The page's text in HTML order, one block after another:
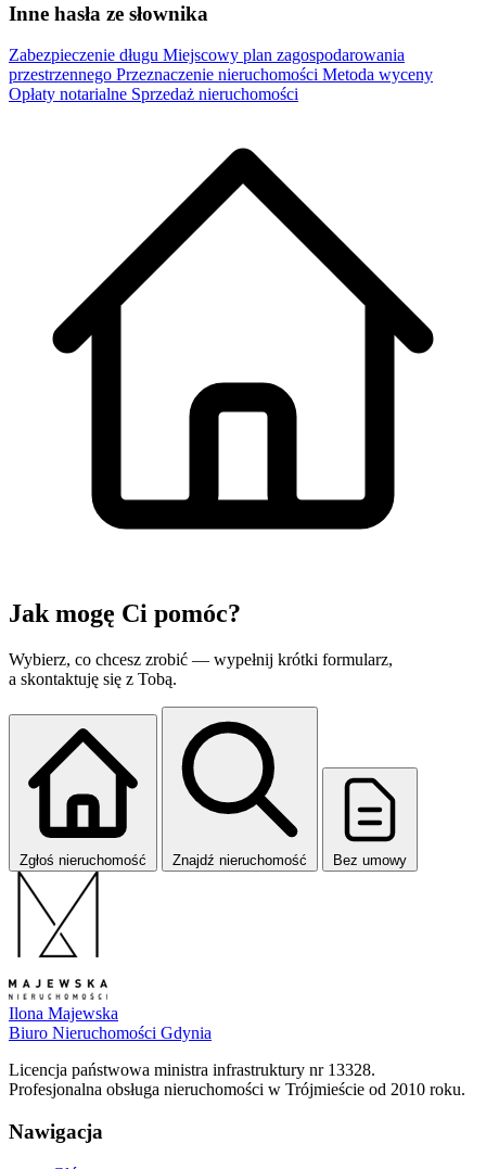
Inne hasła ze słownika
Zabezpieczenie długu Miejscowy plan zagospodarowania
przestrzennego Przeznaczenie nieruchomości Metoda wyceny
Opłaty notarialne Sprzedaż nieruchomości
Jak mogę Ci pomóc?
Wybierz, co chcesz zrobić — wypełnij krótki formularz,
a skontaktuję się z Tobą.
Zgłoś nieruchomość Znajdź nieruchomość Bez umowy
Ilona Majewska
Biuro Nieruchomości Gdynia
Licencja państwowa ministra infrastruktury nr 13328.
Profesjonalna obsługa nieruchomości w Trójmieście od 2010 roku.
Nawigacja